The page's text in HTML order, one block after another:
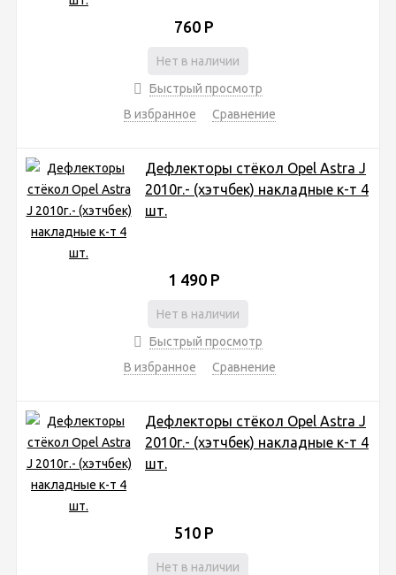
760 Р
Нет в наличии
Быстрый просмотр
В избранное
Сравнение
Дефлекторы стёкол Opel Astra J
2010г.- (хэтчбек) накладные к-т 4
шт.
1 490 Р
Нет в наличии
Быстрый просмотр
В избранное
Сравнение
Дефлекторы стёкол Opel Astra J
2010г.- (хэтчбек) накладные к-т 4
шт.
510 Р
Нет в наличии